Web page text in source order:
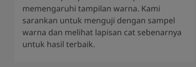
memengaruhi tampilan warna. Kami
sarankan untuk menguji dengan sampel
warna dan melihat lapisan cat sebenarnya
untuk hasil terbaik.